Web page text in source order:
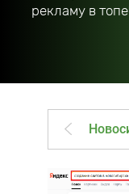
рекламу в